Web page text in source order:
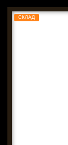
СКЛАД